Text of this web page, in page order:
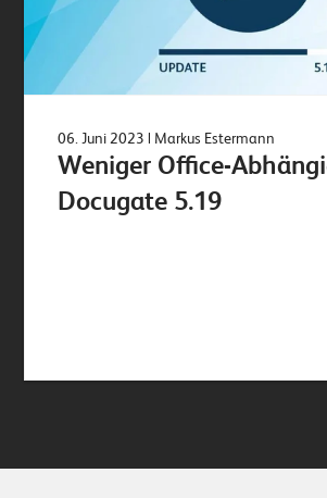
06. Juni 2023 | Markus Estermann
Weniger Office-
Docugate 5.19